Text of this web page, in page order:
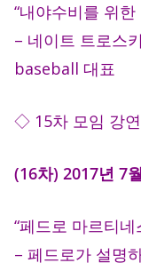
“내야수비를 위
– 네이트 트로스
baseball 대표
◇ 15차 모임 강
(16차) 2017년 7
“페드로 마르티네
– 페드로가 설명